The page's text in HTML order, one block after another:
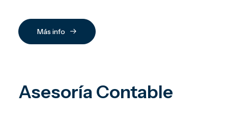
Más info
Asesoría Contable